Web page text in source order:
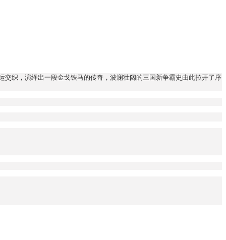
织，演绎出一段金戈铁马的传奇，波澜壮阔的三国新争霸史由此拉开了序